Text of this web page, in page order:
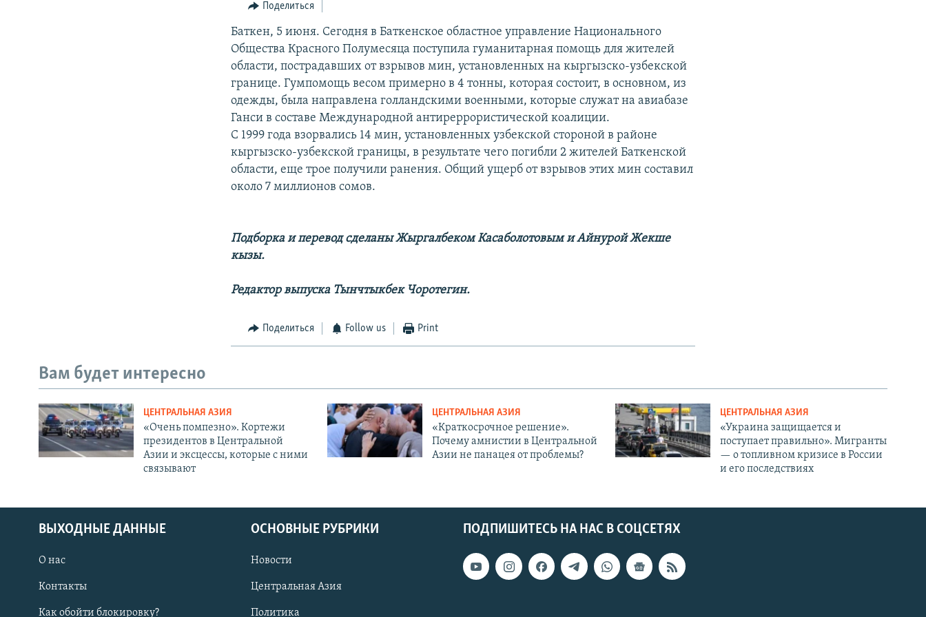
Поделиться
Баткен, 5 июня. Сегодня в Баткенское областное управление Национального
Общества Красного Полумесяца поступила гуманитарная помощь для жителей
области, пострадавших от взрывов мин, установленных на кыргызско-узбекской
границе. Гумпомощь весом примерно в 4 тонны, которая состоит, в основном, из
одежды, была направлена голландскими военными, которые служат на авиабазе
Ганси в составе Международной антиреррористической коалиции.
С 1999 года взорвались 14 мин, установленных узбекской стороной в районе
кыргызско-узбекской границы, в результате чего погибли 2 жителей Баткенской
области, еще трое получили ранения. Общий ущерб от взрывов этих мин составил
около 7 миллионов сомов.
Подборка и перевод сделаны Жыргалбеком Касаболотовым и Айнурой Жекше
кызы.
Редактор выпуска Тынчтыкбек Чоротегин.
Поделиться Follow us Print
Вам будет интересно
ЦЕНТРАЛЬНАЯ АЗИЯ
«Очень помпезно». Кортежи
президентов в Центральной
Азии и эксцессы, которые с ними
связывают
ЦЕНТРАЛЬНАЯ АЗИЯ
«Краткосрочное решение».
Почему амнистии в Центральной
Азии не панацея от проблемы?
ЦЕНТРАЛЬНАЯ АЗИЯ
«Украина защищается и
поступает правильно». Мигранты
— о топливном кризисе в России
и его последствиях
ПОДПИШИТЕСЬ НА НАС В СОЦСЕТЯХ
ВЫХОДНЫЕ ДАННЫЕ
О нас
Контакты
Как обойти блокировку?
ОСНОВНЫЕ РУБРИКИ
Новости
Центральная Азия
Политика